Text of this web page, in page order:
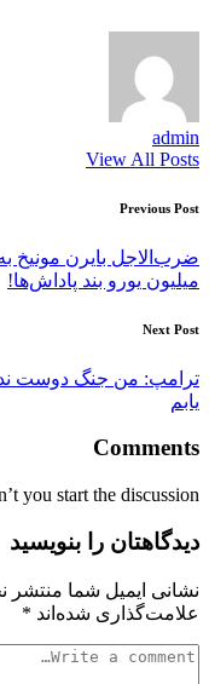
admin
View All Posts
Post
navigation
Previous Post
میلیون یورو بند پاداش‌ها!
Next Post
ترامپ: من جنگ دوست
یابم
Comments
you start the discussion?
دیدگاهتان را بنویسید
نشانی ایمیل شما منتشر
علامت‌گذاری شده‌اند *